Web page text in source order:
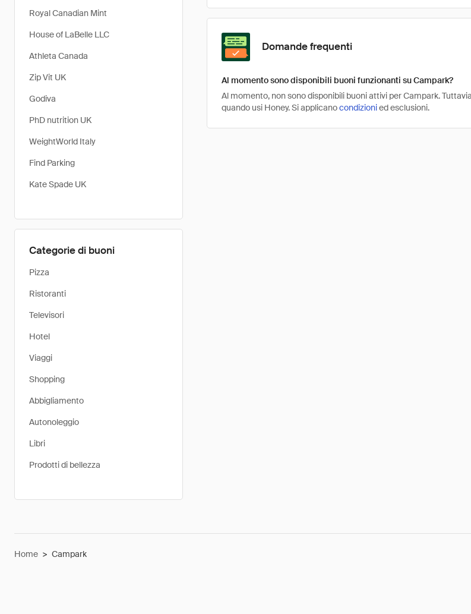
Royal Canadian Mint
House of LaBelle LLC
Athleta Canada
Zip Vit UK
Godiva
PhD nutrition UK
WeightWorld Italy
Find Parking
Kate Spade UK
Categorie di buoni
Pizza
Ristoranti
Televisori
Hotel
Viaggi
Shopping
Abbigliamento
Autonoleggio
Libri
Prodotti di bellezza
Domande frequenti
Al momento sono disponibili buoni funzionanti su Campark?
Al momento, non sono disponibili buoni attivi per Campark.
quando usi Honey. Si applicanocondizionied esclusioni.
Home > Campark